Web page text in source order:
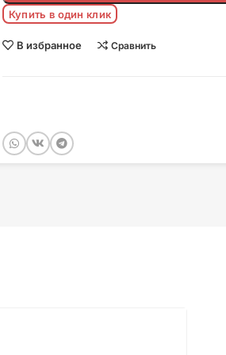
Купить в один клик
В избранное Сравнить